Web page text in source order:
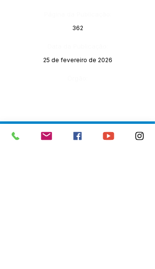
362
25 de fevereiro de 2026